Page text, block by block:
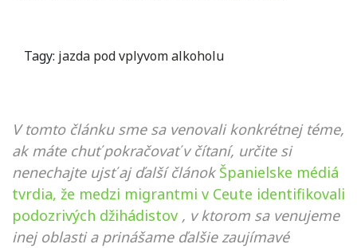
Tagy: jazda pod vplyvom alkoholu
V tomto článku sme sa venovali konkrétnej téme,
ak máte chuť pokračovať v čítaní, určite si
nenechajte ujsť aj ďalší článok Španielske médiá
tvrdia, že medzi migrantmi v Ceute identifikovali
podozrivých džihádistov , v ktorom sa venujeme
inej oblasti a prinášame ďalšie zaujímavé